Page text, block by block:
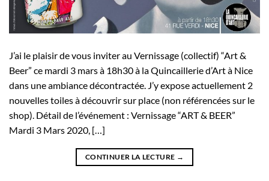
J’ai le plaisir de vous inviter au Vernissage (collectif) “Art &
Beer” ce mardi 3 mars à 18h30 à la Quincaillerie d’Art à Nice
dans une ambiance décontractée. J’y expose actuellement 2
nouvelles toiles à découvrir sur place (non référencées sur le
shop). Détail de l’événement : Vernissage “ART & BEER”
Mardi 3 Mars 2020, […]
CONTINUER LA LECTURE →